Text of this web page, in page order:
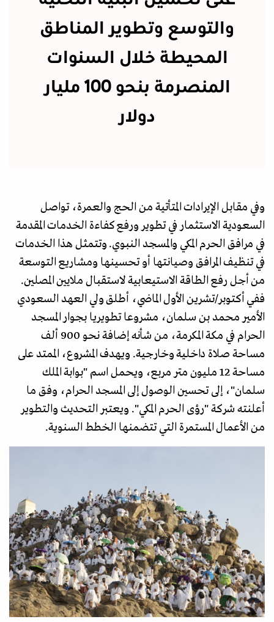
والتوسع وتطوير المناطق
المحيطة خلال السنوات
المنصرمة بنحو 100 مليار
دولار
وفي مقابل الإيرادات المتأتية من الحج والعمرة، تواصل
السعودية الاستثمار في تطوير ورفع كفاءة الخدمات المقدمة
في مرافق الحرم المكي والمسجد النبوي. وتتمثل هذا الخدمات
في تنظيف المرافق وصيانتها أو تحسينها ومشاريع التوسعة
من أجل رفع الطاقة الاستيعابية لاستقبال ملايين المصلين.
ففي أكتوبر/تشرين الأول الماضي، أطلق ولي العهد السعودي
الأمير محمد بن سلمان، مشروعا تطويريا بجوار المسجد
الحرام في مكة المكرمة، من شأنه إضافة نحو 900 ألف
مساحة صلاة داخلية وخارجية. ويهدف المشروع، الممتد على
مساحة 12 مليون متر مربع، ويحمل اسم "بوابة الملك
سلمان"، إلى تحسين الوصول إلى المسجد الحرام، وفق ما
أعلنته شركة "رؤى الحرم المكي". ويعتبر التحديث والتطوير
من الأعمال المستمرة التي تتضمنها الخطط السنوية.